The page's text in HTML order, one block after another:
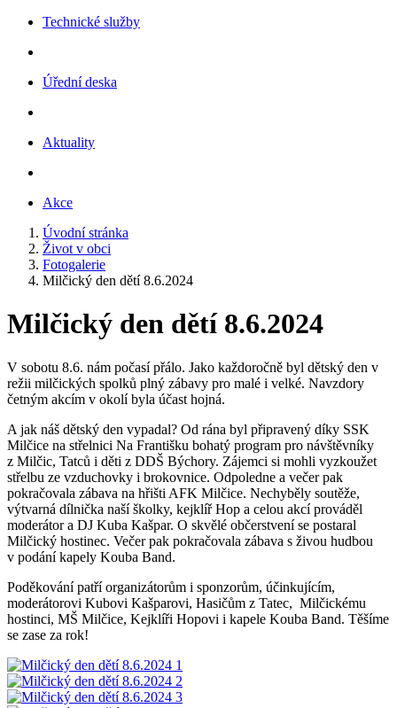
Technické služby
Úřední deska
Aktuality
Akce
Úvodní stránka
Život v obci
Fotogalerie
Milčický den dětí 8.6.2024
Milčický den dětí 8.6.2024
V sobotu 8.6. nám počasí přálo. Jako každoročně byl dětský den v
režii milčických spolků plný zábavy pro malé i velké. Navzdory
četným akcím v okolí byla účast hojná.
A jak náš dětský den vypadal? Od rána byl připravený díky SSK
Milčice na střelnici Na Františku bohatý program pro návštěvníky
z Milčic, Tatců i děti z DDŠ Býchory. Zájemci si mohli vyzkoužet
střelbu ze vzduchovky i brokovnice. Odpoledne a večer pak
pokračovala zábava na hřišti AFK Milčice. Nechyběly soutěže,
výtvarná dílnička naší školky, kejklíř Hop a celou akcí prováděl
moderátor a DJ Kuba Kašpar. O skvělé občerstvení se postaral
Milčický hostinec. Večer pak pokračovala zábava s živou hudbou
v podání kapely Kouba Band.
Poděkování patří organizátorům i sponzorům, účinkujícím,
moderátorovi Kubovi Kašparovi, Hasičům z Tatec, Milčickému
hostinci, MŠ Milčice, Kejklíři Hopovi i kapele Kouba Band. Těšíme
se zase za rok!